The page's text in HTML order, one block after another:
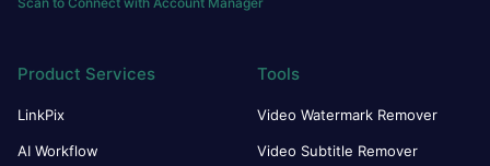
Product Services
LinkPix
AI Workflow
Tools
Video Watermark Remover
Video Subtitle Remover